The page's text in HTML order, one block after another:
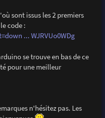
sont issus les 2 premiers
code :
... WJRVUo0WDg
se trouve en bas de ce
pour une meilleur
n'hésitez pas. Les